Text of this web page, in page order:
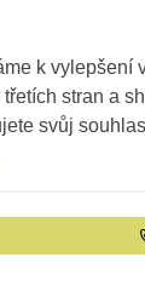
k vylepšení
stran a
svůj